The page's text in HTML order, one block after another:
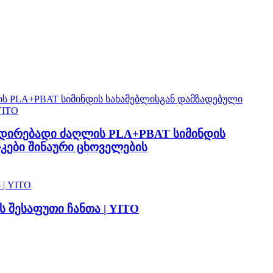
ძაღლის PLA+PBAT სიმინდის
შინაური ცხოველების
შესაფუთი ჩანთა | YITO